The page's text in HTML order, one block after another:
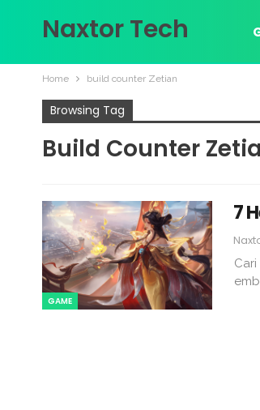
Naxtor Tech
Home build counter Zetian
Browsing Tag
Build Counter
GAME
7